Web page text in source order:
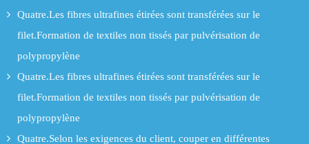
Quatre.Les fibres ultrafines étirées sont transférées sur le
filet.Formation de textiles non tissés par pulvérisation de
polypropylène
Quatre.Les fibres ultrafines étirées sont transférées sur le
filet.Formation de textiles non tissés par pulvérisation de
polypropylène
Quatre.Selon les exigences du client, couper en différentes